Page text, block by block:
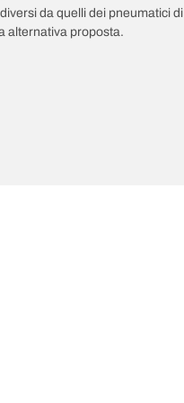
da quelli dei pneumatici
alternativa proposta.